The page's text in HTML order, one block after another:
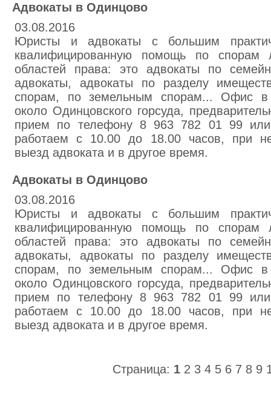
Адвокаты в Одинцово
03.08.2016
Юристы и адвокаты с большим
квалифицированную помощь по спорам
областей права: это адвокаты по
адвокаты, адвокаты по разделу
спорам, по земельным спорам... Офис в
около Одинцовского горсуда,
прием по телефону 8 963 782 01 99
работаем с 10.00 до 18.00 часов, при
выезд адвоката и в другое время.
Адвокаты в Одинцово
03.08.2016
Юристы и адвокаты с большим
квалифицированную помощь по спорам
областей права: это адвокаты по
адвокаты, адвокаты по разделу
спорам, по земельным спорам... Офис в
около Одинцовского горсуда,
прием по телефону 8 963 782 01 99
работаем с 10.00 до 18.00 часов, при
выезд адвоката и в другое время.
Страница: 1 2 3 4 5 6 7 8 9